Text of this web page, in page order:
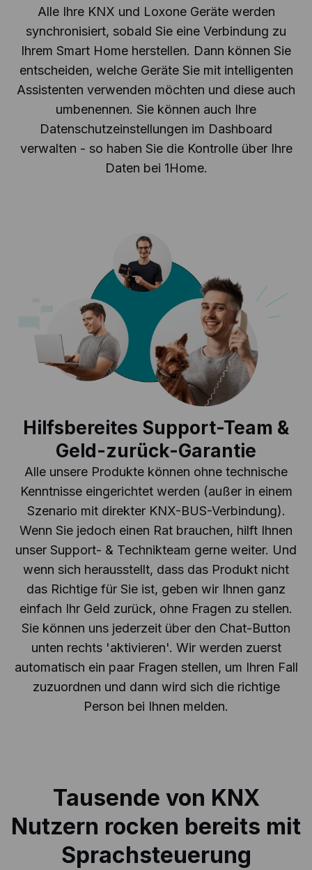
Alle Ihre KNX und Loxone Geräte werden
synchronisiert, sobald Sie eine Verbindung zu
Ihrem Smart Home herstellen. Dann können Sie
entscheiden, welche Geräte Sie mit intelligenten
Assistenten verwenden möchten und diese auch
umbenennen. Sie können auch Ihre
Datenschutzeinstellungen im Dashboard
verwalten - so haben Sie die Kontrolle über Ihre
Daten bei 1Home.
Hilfsbereites Support-Team &
Geld-zurück-Garantie
Alle unsere Produkte können ohne technische
Kenntnisse eingerichtet werden (außer in einem
Szenario mit direkter KNX-BUS-Verbindung).
Wenn Sie jedoch einen Rat brauchen, hilft Ihnen
unser Support- & Technikteam gerne weiter. Und
wenn sich herausstellt, dass das Produkt nicht
das Richtige für Sie ist, geben wir Ihnen ganz
einfach Ihr Geld zurück, ohne Fragen zu stellen.
Sie können uns jederzeit über den Chat-Button
unten rechts 'aktivieren'. Wir werden zuerst
automatisch ein paar Fragen stellen, um Ihren Fall
zuzuordnen und dann wird sich die richtige
Person bei Ihnen melden.
Tausende von KNX
Nutzern rocken bereits mit
Sprachsteuerung